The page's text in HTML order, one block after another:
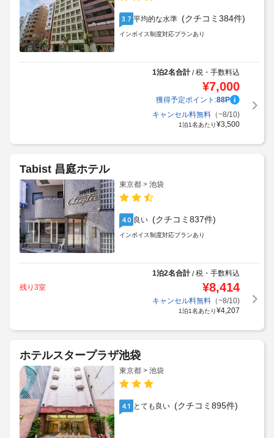
3.7 平均的な水準 (クチコミ384件)
インボイス制度対応プランあり
1泊2名合計/税・手数料込
¥7,000
獲得予定ポイント:88P
キャンセル料無料（~8/10)
1泊1名あたり¥3,500
Tabist 昌庭ホテル
東京都 > 池袋
4.0 良い (クチコミ837件)
インボイス制度対応プランあり
1泊2名合計/税・手数料込
残り3室
¥8,414
キャンセル料無料（~8/10)
1泊1名あたり¥4,207
ホテルスタープラザ池袋
東京都 > 池袋
4.1 とても良い (クチコミ895件)